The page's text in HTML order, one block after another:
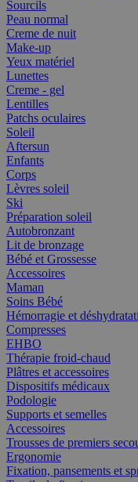
Sourcils
Peau normal
Creme de nuit
Make-up
Yeux matériel
Lunettes
Creme - gel
Lentilles
Patchs oculaires
Soleil
Aftersun
Enfants
Corps
Lèvres soleil
Ski
Préparation soleil
Autobronzant
Lit de bronzage
Bébé et Grossesse
Accessoires
Maman
Soins Bébé
Hémorragie et
Compresses
EHBO
Thérapie froid-chaud
Plâtres et accessoires
Dispositifs médicaux
Podologie
Supports et semelles
Accessoires
Trousses de premiers
Ergonomie
Fixation, pansements et